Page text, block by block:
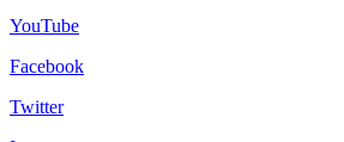
YouTube
Facebook
Twitter